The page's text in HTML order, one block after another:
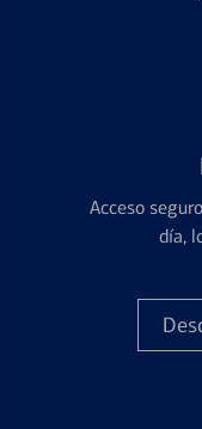
Acceso
día,